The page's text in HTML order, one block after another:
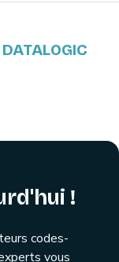
!
codes-
vous